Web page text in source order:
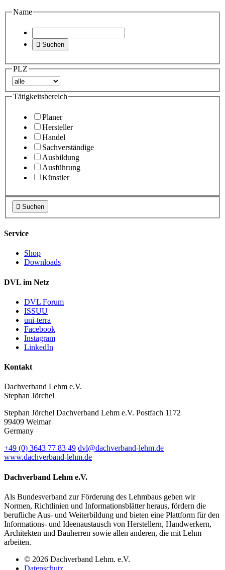
Name
 Suchen
PLZ
Tätigkeitsbereich
Planer
Hersteller
Handel
Sachverständige
Ausbildung
Ausführung
Künstler
 Suchen
Service
Shop
Downloads
DVL im Netz
DVL Forum
ISSUU
uni-terra
Facebook
Instagram
LinkedIn
Kontakt
Dachverband Lehm e.V.
Stephan Jörchel
Stephan Jörchel Dachverband Lehm e.V. Postfach 1172
99409 Weimar
Germany
+49 (0) 3643 77 83 49 dvl@dachverband-lehm.de
www.dachverband-lehm.de
Dachverband Lehm e.V.
Als Bundesverband zur Förderung des Lehmbaus geben wir
Normen, Richtlinien und Informationsblätter heraus, fördern die
berufliche Aus- und Weiterbildung und bieten eine Plattform für den
Informations- und Ideenaustausch von Herstellern, Handwerkern,
Architekten und Bauherren sowie allen anderen, die mit Lehm
arbeiten.
© 2026 Dachverband Lehm. e.V.
Datenschutz